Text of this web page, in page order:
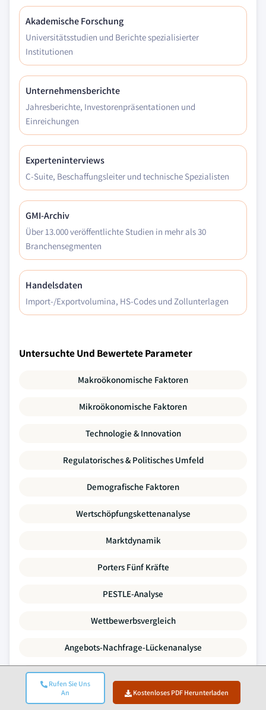
Rufen Sie Uns
An
Kostenloses PDF Herunterladen
Akademische Forschung
Universitätsstudien und Berichte spezialisierter
Institutionen
Unternehmensberichte
Jahresberichte, Investorenpräsentationen und
Einreichungen
Experteninterviews
C-Suite, Beschaffungsleiter und technische Spezialisten
GMI-Archiv
Über 13.000 veröffentlichte Studien in mehr als 30
Branchensegmenten
Handelsdaten
Import-/Exportvolumina, HS-Codes und Zollunterlagen
Untersuchte Und Bewertete Parameter
Makroökonomische Faktoren
Mikroökonomische Faktoren
Technologie & Innovation
Regulatorisches & Politisches Umfeld
Demografische Faktoren
Wertschöpfungskettenanalyse
Marktdynamik
Porters Fünf Kräfte
PESTLE-Analyse
Wettbewerbsvergleich
Angebots-Nachfrage-Lückenanalyse
SWOT-Analyse